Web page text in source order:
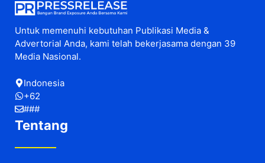
Untuk memenuhi kebutuhan Publikasi Media &
Advertorial Anda, kami telah bekerjasama dengan 39
Media Nasional.
Indonesia
+62
###
Tentang